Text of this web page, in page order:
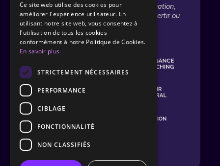
Il soutient chacun dans sa transformation,
qu’il s’agisse de s’orienter, se reconvertir ou
redonner du sens à son parcours.
Ce site web utilise des cookies pour
améliorer l'expérience utilisateur. En
utilisant notre site web, vous consentez à
l'utilisation de tous les cookies
conformément à notre Politique de Cookies.
En savoir plus
STRICTEMENT NÉCESSAIRES
PERFORMANCE
CIBLAGE
FONCTIONNALITÉ
NON CLASSIFIÉS